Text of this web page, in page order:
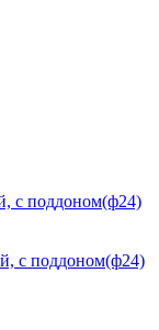
с поддоном(ф24)